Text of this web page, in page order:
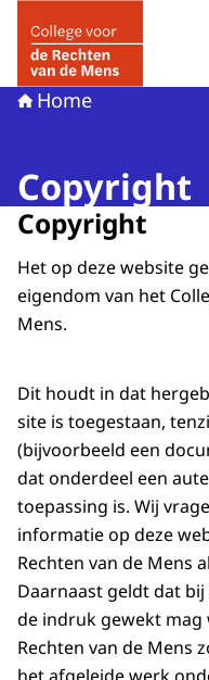
Home
Copyright
Copyright
Het op deze website
eigendom van het
Mens.
Dit houdt in dat
site is toegestaan,
(bijvoorbeeld een
dat onderdeel een
toepassing is. Wij
informatie op deze
Rechten van de Mens
Daarnaast geldt dat
de indruk gewekt mag
Rechten van de Mens